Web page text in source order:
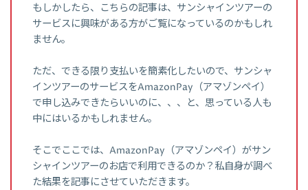
もしかしたら、こちらの記事は、サンシャインツアーの
サービスに興味がある方がご覧になっているのかもしれ
ません。
ただ、できる限り支払いを簡素化したいので、サンシャ
インツアーのサービスをAmazonPay（アマゾンペイ）
で申し込みできたらいいのに、、、と、思っている人も
中にはいるかもしれません。
そこでここでは、AmazonPay（アマゾンペイ）がサン
シャインツアーのお店で利用できるのか？私自身が調べ
た結果を記事にさせていただきます。